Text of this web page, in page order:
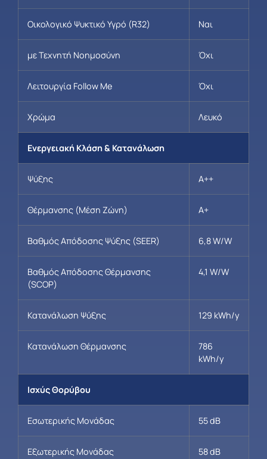
Οικολογικό Ψυκτικό Υγρό (R32) Ναι
με Τεχνητή Νοημοσύνη Όχι
Λειτουργία Follow Me Όχι
Χρώμα Λευκό
Ενεργειακή Κλάση & Κατανάλωση
Ψύξης A++
Θέρμανσης (Μέση Ζώνη) A+
Βαθμός Απόδοσης Ψύξης (SEER) 6,8 W/W
Βαθμός Απόδοσης Θέρμανσης
(SCOP)
4,1 W/W
Κατανάλωση Ψύξης 129 kWh/y
Κατανάλωση Θέρμανσης
786
kWh/y
Ισχύς Θορύβου
Εσωτερικής Μονάδας 55 dB
Εξωτερικής Μονάδας 58 dB